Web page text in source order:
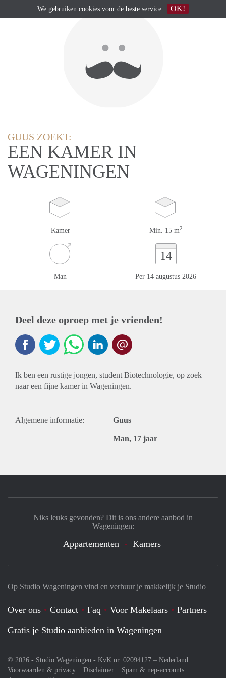
GUUS ZOEKT:
EEN KAMER IN
WAGENINGEN
Kamer Min. 15 m2
Man
14
Per 14 augustus 2026
Deel deze oproep met je vrienden!
Ik ben een rustige jongen, student Biotechnologie, op zoek
naar een fijne kamer in Wageningen.
Algemene informatie: Guus
Man, 17 jaar
Op Studio Wageningen vind en verhuur je makkelijk je Studio
Over ons Contact Faq Voor Makelaars
Partners
Gratis je Studio aanbieden in Wageningen
© 2026 - Studio Wageningen - KvK nr. 02094127 – Nederland
Voorwaarden & privacy
Disclaimer
Spam & nep-accounts
Niks leuks gevonden? Dit is ons andere aanbod in
Wageningen:
Appartementen Kamers
We gebruiken cookies voor de beste service OK!